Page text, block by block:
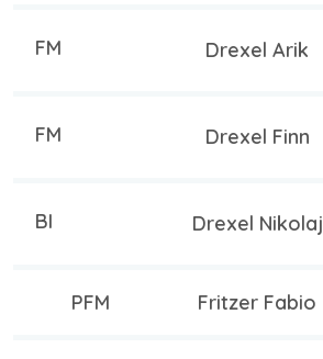
FM Drexel Arik
FM Drexel Finn
BI Drexel Nikolaj
PFM Fritzer Fabio